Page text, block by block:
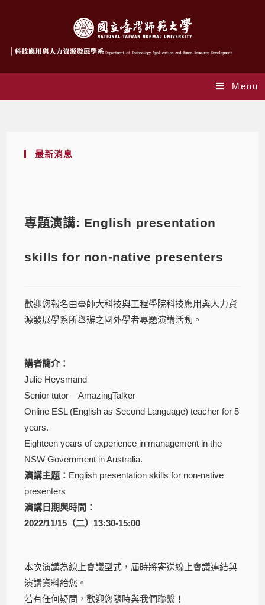
Menu
最新消息
專題演講: English presentation
skills for non-native presenters
歡迎您報名由臺師大科技與工程學院科技應用與人力資
源發展學系所舉辦之國外學者專題演講活動。
講者簡介：
Julie Heysmand
Senior tutor – AmazingTalker
Online ESL (English as Second Language) teacher for 5
years.
Eighteen years of experience in management in the
NSW Government in Australia.
演講主題： English presentation skills for non-native
presenters
演講日期與時間：
2022/11/15（二）13:30-15:00
本次演講為線上會議型式，屆時將寄送線上會議連結與
演講資料給您。
若有任何疑問，歡迎您隨時與我們聯繫！